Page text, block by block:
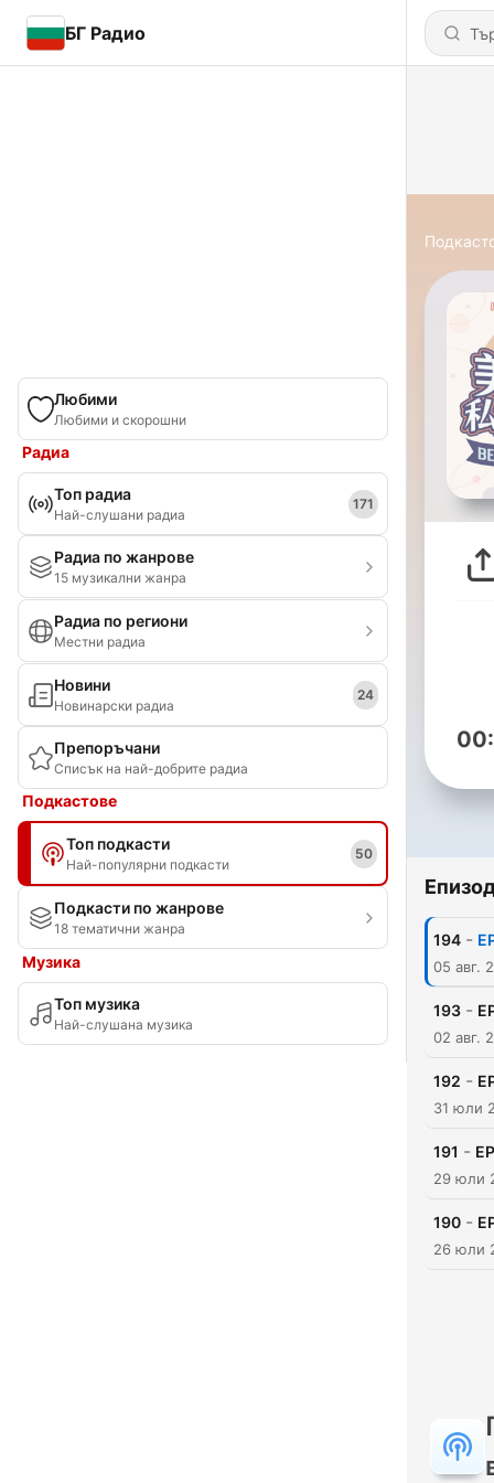
БГ Радио
Любими
Любими и скорошни
Радиа
Топ радиа
Най-слушани радиа
171
Радиа по жанрове
15 музикални жанра
Радиа по региони
Местни радиа
Новини
Новинарски радиа
24
Препоръчани
Списък на най-добрите радиа
Подкастове
Топ подкасти
Най-популярни подкасти
50
Подкасти по жанрове
18 тематични жанра
Музика
Топ музика
Най-слушана музика
194 -
05 авг.
193 -
02 авг.
192 -
31 юли
191 -
29 юли
190 -
26 юли